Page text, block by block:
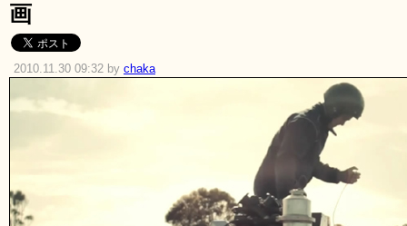
画
2010.11.30 09:32 by chaka